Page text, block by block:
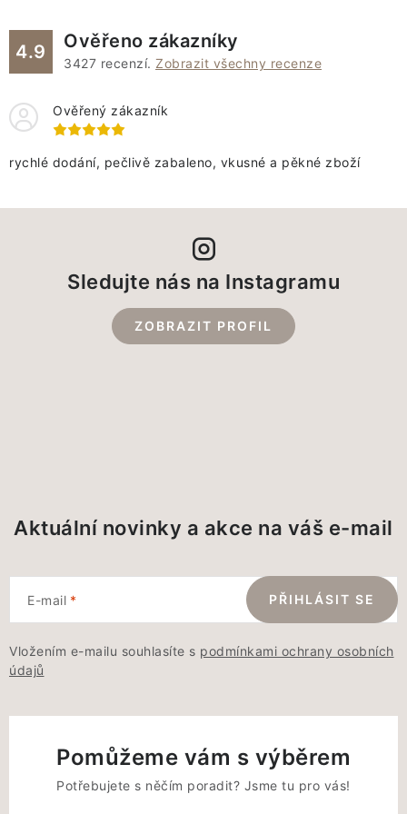
JARO
Doprava a platba
Vrácení zboží a reklamace
Ochrana Osobních údajů GDPR
Spojte se s námi
4.9 Ověřeno zákazníky
3427 recenzí. Zobrazit všechny recenze
Ověřený zákazník
rychlé dodání, pečlivě zabaleno, vkusné a pěkné zboží
Sledujte nás na Instagramu
ZOBRAZIT PROFIL
Aktuální novinky a akce na váš e-mail
E-mail
Vložením e-mailu souhlasíte s podmínkami ochrany osobních
údajů
PŘIHLÁSIT SE
Pomůžeme vám s výběrem
Potřebujete s něčím poradit? Jsme tu pro vás!